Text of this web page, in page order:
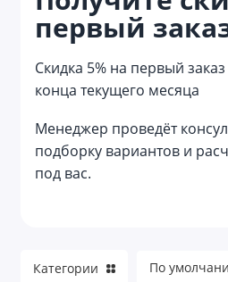
первый
Скидка 5% на первый
конца текущего месяца
Менеджер проведёт
подборку вариантов и
под вас.
Reflector
Reviver
Welcome pack
Азартные игры
Аксессуары для велосипеда
Аксессуары для детей и
Категории